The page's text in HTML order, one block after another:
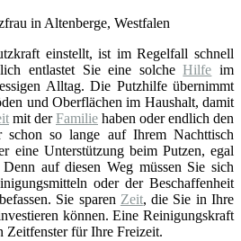
einstellt, ist im Regelfall schnell
entlastet Sie eine solcheHilfe im
Alltag. Die Putzhilfe übernimmt
und Oberflächen im Haushalt, damit
mit derFamilie haben oder endlich den
schon so lange auf Ihrem Nachttisch
eine Unterstützung beim Putzen, egal
auf diesen Weg müssen Sie sich
oder der Beschaffenheit
Sie sparen Zeit, die Sie in Ihre
können. Eine Reinigungskraft
Zeitfenster für Ihre Freizeit.